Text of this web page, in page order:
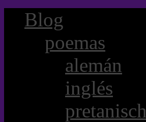
Blog
poemas
alemán
inglés
pretanisch